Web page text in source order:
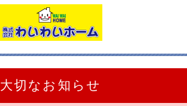
大切なお知らせ